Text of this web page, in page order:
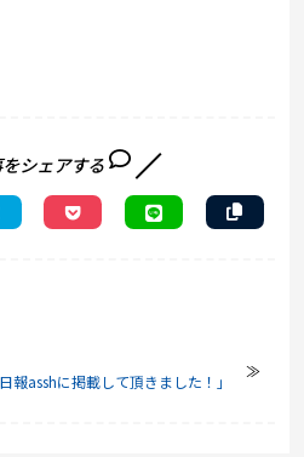
シェアする
報asshに掲載して頂きました！」